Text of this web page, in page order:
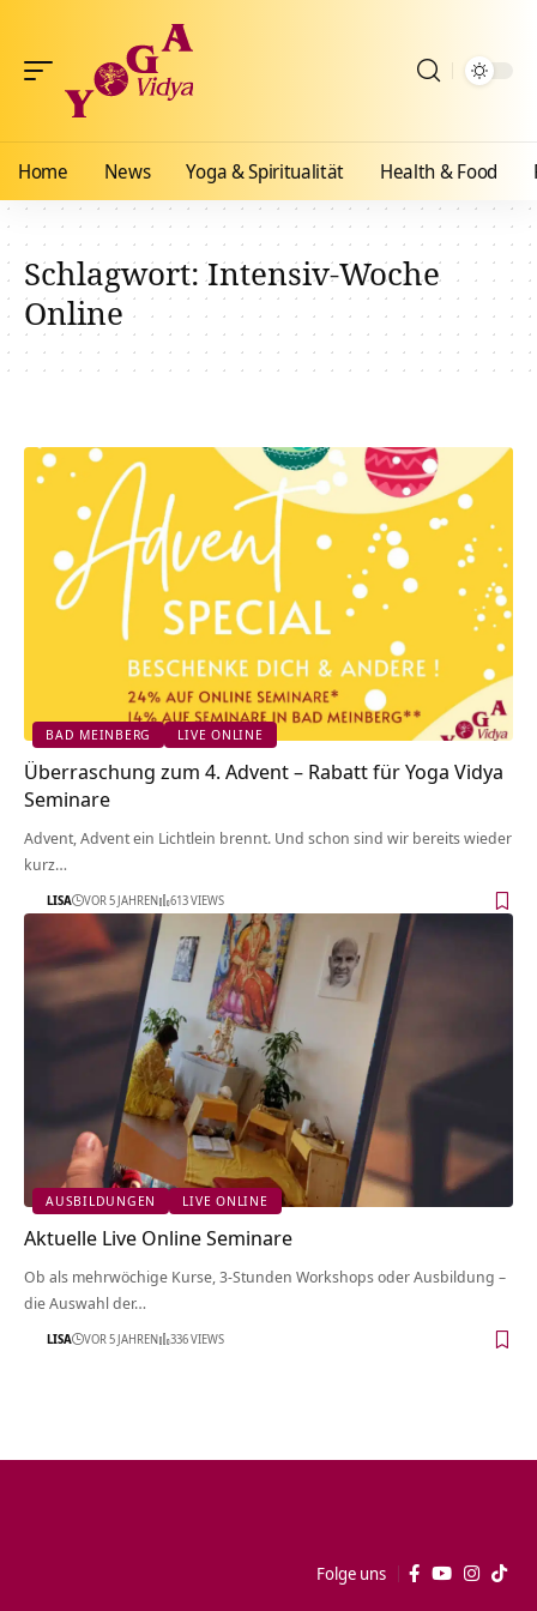
Home News Yoga & Spiritualität Health & Food
Schlagwort:Intensiv-Woche
Online
BAD MEINBERG LIVE ONLINE
Überraschung zum 4. Advent – Rabatt für Yoga Vidya
Seminare
Advent, Advent ein Lichtlein brennt. Und schon sind wir bereits wieder
kurz…
LISA VOR 5 JAHREN 613 VIEWS
AUSBILDUNGEN LIVE ONLINE
Aktuelle Live Online Seminare
Ob als mehrwöchige Kurse, 3-Stunden Workshops oder Ausbildung –
die Auswahl der…
LISA VOR 5 JAHREN 336 VIEWS
Folge uns